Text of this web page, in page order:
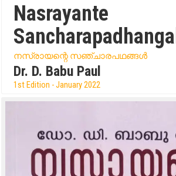
Nasrayante
Sancharapadhangal
നസ്രായന്റെ സഞ്ചാരപഥങ്ങൾ
Dr. D. Babu Paul
1st Edition - January 2022